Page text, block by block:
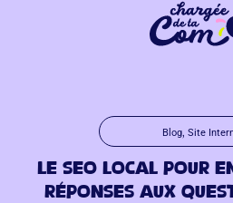
Blog, Site
Le SEO local pour
réponses aux